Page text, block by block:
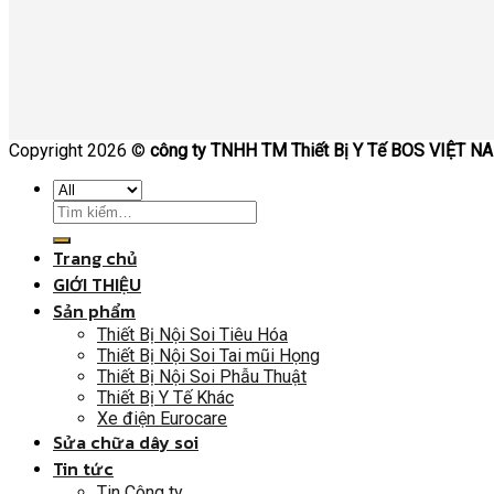
Copyright 2026 © công ty TNHH TM Thiết Bị Y Tế BOS VIỆT
Trang chủ
GIỚI THIỆU
Sản phẩm
Thiết Bị Nội Soi Tiêu Hóa
Thiết Bị Nội Soi Tai mũi Họng
Thiết Bị Nội Soi Phẫu Thuật
Thiết Bị Y Tế Khác
Xe điện Eurocare
Sửa chữa dây soi
Tin tức